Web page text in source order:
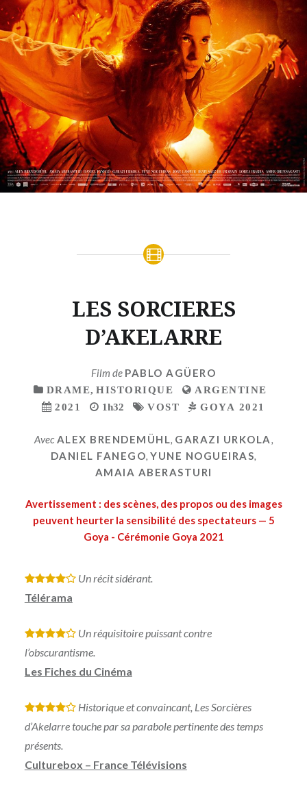
LES SORCIERES
D’AKELARRE
Film de PABLO AGÜERO
DRAME, HISTORIQUE
ARGENTINE
2021
1h32 VOST GOYA 2021
AvecALEX BRENDEMÜHL, GARAZI URKOLA,
DANIEL FANEGO,YUNE NOGUEIRAS,
AMAIA ABERASTURI
Avertissement : des scènes, des propos ou des images
peuvent heurter la sensibilité des spectateurs — 5
Goya - Cérémonie Goya 2021
* * * *
Un récit sidérant.
Télérama
* * * *
Un réquisitoire puissant contre
l’obscurantisme.
Les Fiches du Cinéma
* * * *
Historique et convaincant, Les Sorcières
d’Akelarre touche par sa parabole pertinente des temps
présents.
Culturebox – France Télévisions